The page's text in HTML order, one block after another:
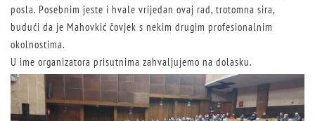
posla. Posebnim jeste i hvale vrijedan ovaj rad, trotomna sira,
budući da je Mahovkić čovjek s nekim drugim profesionalnim
okolnostima.
U ime organizatora prisutnima zahvaljujemo na dolasku.